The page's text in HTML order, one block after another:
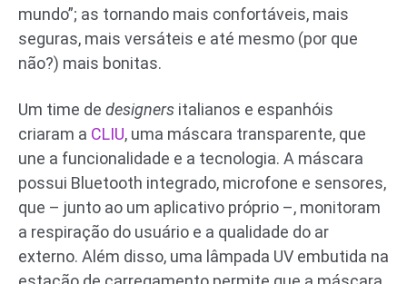
mundo”; as tornando mais confortáveis, mais
seguras, mais versáteis e até mesmo (por que
não?) mais bonitas.
Um time de designers italianos e espanhóis
criaram a CLIU, uma máscara transparente, que
une a funcionalidade e a tecnologia. A máscara
possui Bluetooth integrado, microfone e sensores,
que – junto ao um aplicativo próprio –, monitoram
a respiração do usuário e a qualidade do ar
externo. Além disso, uma lâmpada UV embutida na